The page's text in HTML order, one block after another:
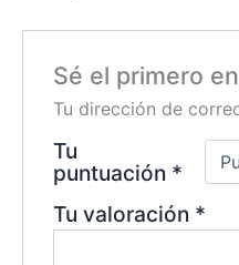
Sé el primero
Tu dirección de
Tu
puntuación *
Tu valoración *